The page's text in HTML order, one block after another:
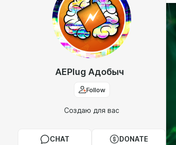
AEPlug Адобыч
Follow
Создаю для вас
CHAT DONATE